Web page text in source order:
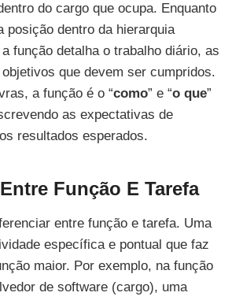
do cargo que ocupa. Enquanto
posição dentro da hierarquia
função detalha o trabalho diário, as
que devem ser cumpridos.
a função é o “como” e “o que”
as expectativas de
resultados esperados.
Função E Tarefa
entre função e tarefa. Uma
específica e pontual que faz
maior. Por exemplo, na função
de software (cargo), uma